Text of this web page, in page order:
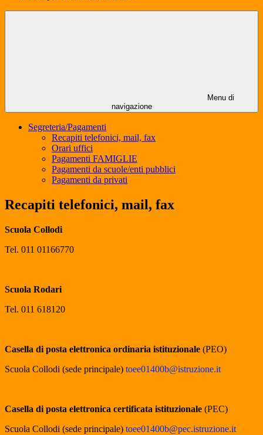
Menu di
navigazione
Segreteria/Pagamenti
Recapiti telefonici, mail, fax
Orari uffici
Pagamenti FAMIGLIE
Pagamenti da scuole/enti pubblici
Pagamenti da privati
Recapiti telefonici, mail, fax
Scuola Collodi
Tel. 011 01166770
Scuola Rodari
Tel. 011 618120
Casella di posta elettronica ordinaria istituzionale (PEO)
Scuola Collodi (sede principale) toee01400b@istruzione.it
Casella di posta elettronica certificata istituzionale (PEC)
Scuola Collodi (sede principale) toee01400b@pec.istruzione.it